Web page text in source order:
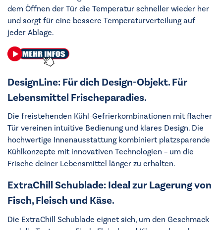
dem Öffnen der Tür die Temperatur schneller wieder her
und sorgt für eine bessere Temperaturverteilung auf
jeder Ablage.
DesignLine: Für dich Design-Objekt. Für
Lebensmittel Frischeparadies.
Die freistehenden Kühl-Gefrierkombinationen mit flacher
Tür vereinen intuitive Bedienung und klares Design. Die
hochwertige Innenausstattung kombiniert platzsparende
Kühlkonzepte mit innovativen Technologien – um die
Frische deiner Lebensmittel länger zu erhalten.
ExtraChill Schublade: Ideal zur Lagerung von
Fisch, Fleisch und Käse.
Die ExtraChill Schublade eignet sich, um den Geschmack